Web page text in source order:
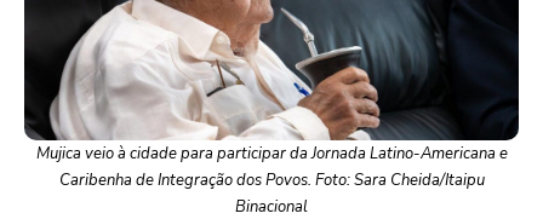
Mujica veio à cidade para participar da Jornada Latino-Americana e
Caribenha de Integração dos Povos. Foto: Sara Cheida/Itaipu
Binacional